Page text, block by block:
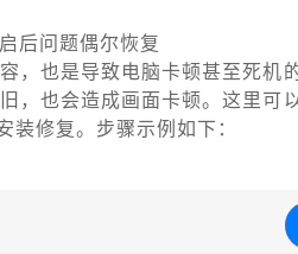
后问题偶尔恢复
，也是导致电脑卡顿甚至死机
，也会造成画面卡顿。这里可
修复。步骤示例如下：